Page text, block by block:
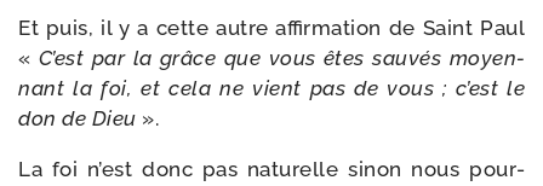
Et puis, il y a cette autre affir­ma­tion de Saint Paul
« C’est par la grâce que vous êtes sau­vés moyen­
nant la foi, et cela ne vient pas de vous ; c’est le
don de Dieu ».
La foi n’est donc pas natu­relle sinon nous pour­